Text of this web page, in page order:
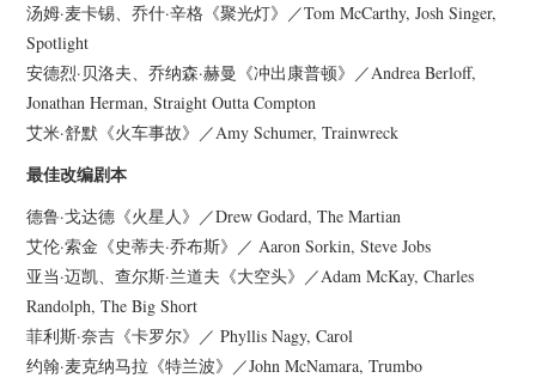
电影档期
推荐电影
汤姆·麦卡锡、乔什·辛格《聚光灯》／Tom McCarthy, Josh Singer,
Spotlight
安德烈·贝洛夫、乔纳森·赫曼《冲出康普顿》／Andrea Berloff,
Jonathan Herman, Straight Outta Compton
艾米·舒默《火车事故》／Amy Schumer, Trainwreck
最佳改编剧本
德鲁·戈达德《火星人》／Drew Godard, The Martian
艾伦·索金《史蒂夫·乔布斯》／ Aaron Sorkin, Steve Jobs
亚当·迈凯、查尔斯·兰道夫《大空头》／Adam McKay, Charles
Randolph, The Big Short
菲利斯·奈吉《卡罗尔》／ Phyllis Nagy, Carol
约翰·麦克纳马拉《特兰波》／John McNamara, Trumbo